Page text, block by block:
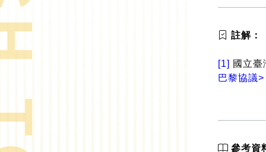
註解：
[1] 國立
巴黎協議
參考資